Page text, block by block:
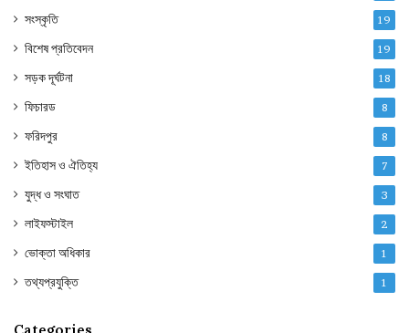
সংস্কৃতি 19
বিশেষ প্রতিবেদন 19
সড়ক দূর্ঘটনা 18
ফিচারড 8
ফরিদপুর 8
ইতিহাস ও ঐতিহ্য 7
যুদ্ধ ও সংঘাত 3
লাইফস্টাইল 2
ভোক্তা অধিকার 1
তথ্যপ্রযুক্তি 1